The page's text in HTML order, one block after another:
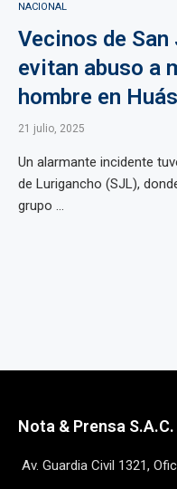
NACIONAL
Vecinos de
evitan abuso a
hombre en
21 julio, 2025
Un alarmante incidente
de Lurigancho (SJL),
grupo ...
Nota & Prensa S.A.C.
Av. Guardia Civil 1321,